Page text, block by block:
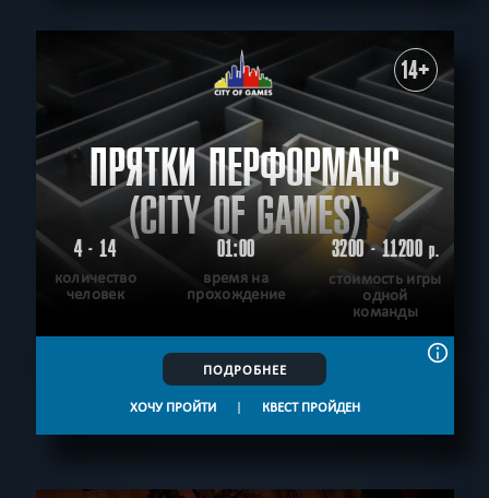
14+
ПРЯТКИ ПЕРФОРМАНС
(CITY OF GAMES)
4 - 14
количество
человек
01:00
время на
прохождение
3200 - 11200р.
стоимость игры
одной
команды
ПОДРОБНЕЕ
ХОЧУ ПРОЙТИ | КВЕСТ ПРОЙДЕН